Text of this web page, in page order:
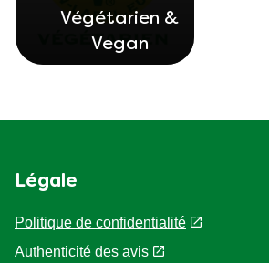
Végétarien &
Vegan
Légale
Politique de confidentialité
Paramètres des cookies